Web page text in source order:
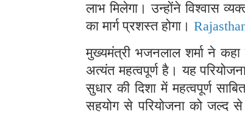
लाभ मिलेगा। उन्होंने विश्वास
का मार्ग प्रशस्त होगा।
मुख्यमंत्री भजनलाल शर्मा ने
अत्यंत महत्वपूर्ण है। यह
सुधार की दिशा में महत्वपूर्ण
सहयोग से परियोजना को जल्द